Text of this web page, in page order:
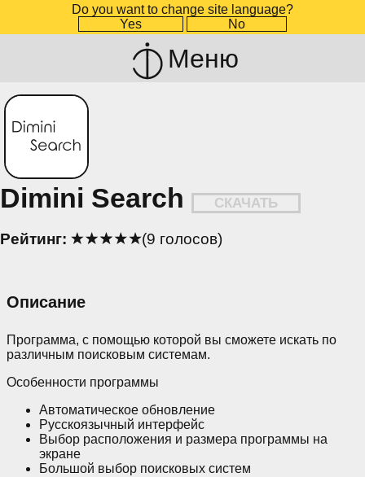
Do you want to change site language?
Yes
No
Меню
Dimini Search СКАЧАТЬ
Рейтинг: (9 голосов)
Описание
Программа, с помощью которой вы сможете искать по
различным поисковым системам.
Особенности программы
Автоматическое обновление
Русскоязычный интерфейс
Выбор расположения и размера программы на
экране
Большой выбор поисковых систем